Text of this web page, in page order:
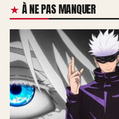
À NE PAS MANQUER